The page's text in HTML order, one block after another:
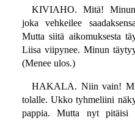
KIVIAHO. Mitä!
joka vehkeilee
Mutta siitä aikomuksesta
Liisa viipynee. Minun
(Menee ulos.)
HAKALA. Niin vain!
tolalle. Ukko tyhmeliini
pappia. Mutta nyt pitäisi